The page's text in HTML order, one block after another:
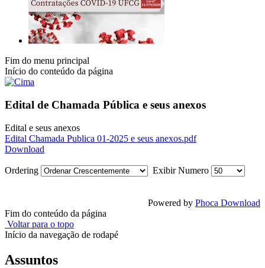
Fim do menu principal
Início do conteúdo da página
Edital de Chamada Pública e seus anexos
Edital e seus anexos
Edital Chamada Publica 01-2025 e seus anexos.pdf
Download
Ordering Exibir Numero
Powered by Phoca Download
Fim do conteúdo da página
Voltar para o topo
Início da navegação de rodapé
Assuntos